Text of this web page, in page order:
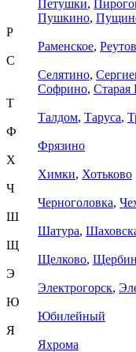
Петушки,
Пушкино,
Р
Раменское, Реутов
С
Селятино,
Софрино, Старая
Т
Талдом, Таруса,
Ф
Фрязино
Х
Химки, Хотьково
Ч
Черноголовка,
Ш
Шатура,
Щ
Щелково,
Э
Электрогорск,
Ю
Юбилейный
Я
Яхрома